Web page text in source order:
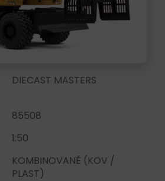
DIECAST MASTERS
85508
1:50
KOMBINOVANĚ (KOV /
PLAST)